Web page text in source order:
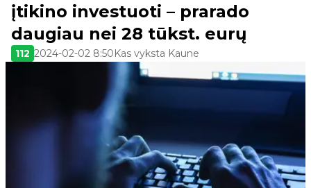
įtikino investuoti – prarado
daugiau nei 28 tūkst. eurų
112 2024-02-02 8:50Kas vyksta Kaune